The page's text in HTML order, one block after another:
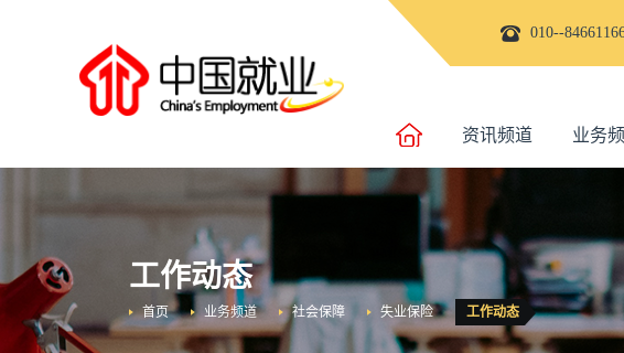
010--
资讯频道 业务
工作动态
工作动态
失业保险
社会保障
业务频道
首页